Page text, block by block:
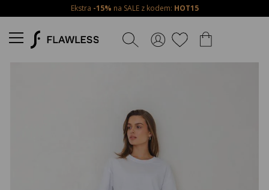
Ekstra -15% na SALE z kodem: HOT15